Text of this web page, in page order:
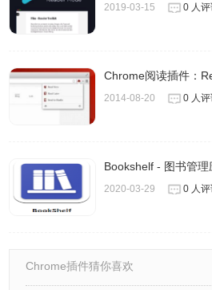
2019-03-15 0 人
Chrome阅读插件：
2014-08-20 0 人
Bookshelf - 图书管理
2020-03-29 0 人
Chrome插件猜你喜欢